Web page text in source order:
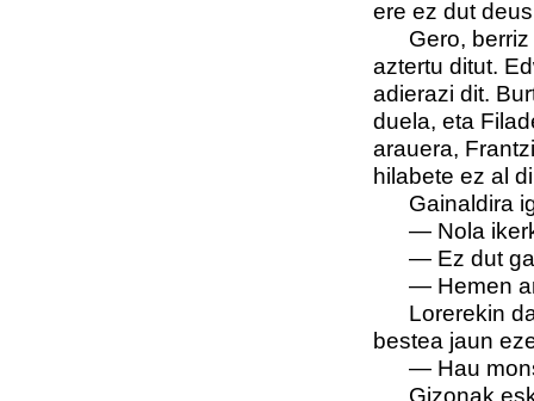
ere ez dut
Gero,
aztertu ditut.
adierazi dit.
duela, eta
arauera,
hilabete ez al
Gainaldira
— Nola
— Ez dut
— Hemen
Lorerekin
bestea jaun
— Hau
Gizonak